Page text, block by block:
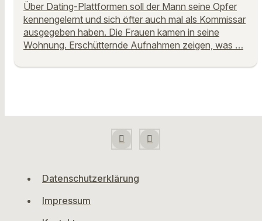
Über Dating-Plattformen soll der Mann seine Opfer
kennengelernt und sich öfter auch mal als Kommissar
ausgegeben haben. Die Frauen kamen in seine
Wohnung. Erschütternde Aufnahmen zeigen, was …
Datenschutzerklärung
Impressum